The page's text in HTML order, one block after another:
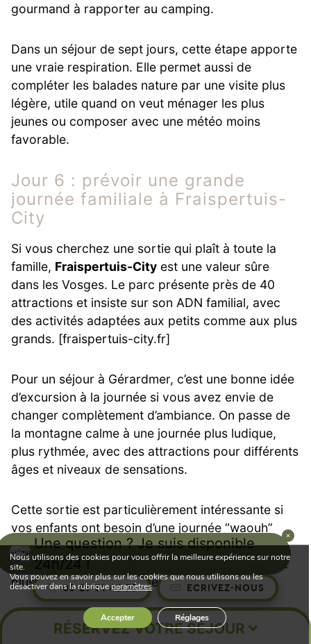
03 29 51 43 75 ECRIVEZ-NOUS
RÉSERVEZ VOTRE SÉJOUR
gourmand à rapporter au camping.
Dans un séjour de sept jours, cette étape apporte
une vraie respiration. Elle permet aussi de
compléter les balades nature par une visite plus
légère, utile quand on veut ménager les plus
jeunes ou composer avec une météo moins
favorable.
Jour 6 : prévoir une grande
journée familiale à Fraispertuis-
City
Si vous cherchez une sortie qui plaît à toute la
famille, Fraispertuis-City est une valeur sûre
dans les Vosges. Le parc présente près de 40
attractions et insiste sur son ADN familial, avec
des activités adaptées aux petits comme aux plus
grands. [fraispertuis-city.fr]
Pour un séjour à Gérardmer, c’est une bonne idée
d’excursion à la journée si vous avez envie de
changer complètement d’ambiance. On passe de
la montagne calme à une journée plus ludique,
plus rythmée, avec des attractions pour différents
âges et niveaux de sensations.
Cette sortie est particulièrement intéressante si
vos enfants ont besoin d’une journée “waouh”
dans la semaine. Elle permet aussi de casser la
routine d’un séjour nature, surtout si vous restez
plusieurs nuits dans la même zone.
Type de Exemple autour Intérêt pour une
Nous utilisons des cookies pour vous offrir la meilleure expérience sur notre
site.
Vous pouvez en savoir plus sur les cookies que nous utilisons ou les
désactiver dans la rubriqueparamètres.
Accepter Réglages
Une question ? Je suis disponible
24h/24 !